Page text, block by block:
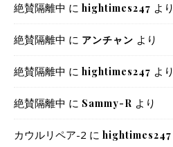
絶賛隔離中 に hightimes247 より
絶賛隔離中 に アンチャン より
絶賛隔離中 に hightimes247 より
絶賛隔離中 に Sammy-R より
カウルリペア-2 に hightimes247